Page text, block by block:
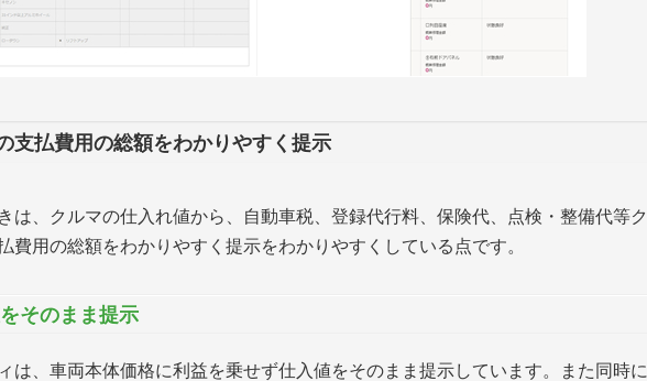
支払費用の総額をわかりやすく提示
は、クルマの仕入れ値から、自動車税、登録代行料、保険代、点検・整備代等ク
費用の総額をわかりやすく提示をわかりやすくしている点です。
そのまま提示
は、車両本体価格に利益を乗せず仕入値をそのまま提示しています。また同時に